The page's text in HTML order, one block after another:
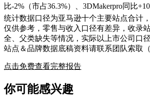
比-2%（市占36.3%）、3DMakerpro同比
统计数据口径为亚马逊十个主要站点合计
仅供参考，零售与收入口径有差异，收录
全、父类缺失等情况，实际以上市公司口
站点＆品牌数据底稿资料请联系团队索取
点击免费查看完整报告
你可能感兴趣